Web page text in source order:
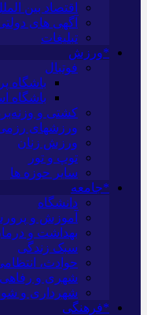
اقتصاد بین
آگهی های
تبلیغات
*ورزش
فوتبال
باشگاه
باشگاه
کشتی و
ورزشهای
ورزش زنان
توپ و تور
سایر حوزه ها
*جامعه
دانشگاه
آموزش و
بهداشت و
سبک زندگی
حوادث،
شهری و رفاهی
شهرداری و
*فرهنگی